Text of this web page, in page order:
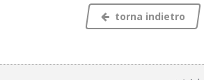
torna indietro